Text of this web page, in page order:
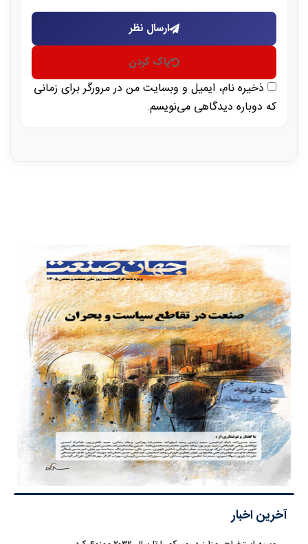
ارسال نظر
پاک کردن
ذخیره نام، ایمیل و وبسایت من در مرورگر برای زمانی
که دوباره دیدگاهی می‌نویسم.
آخرین اخبار